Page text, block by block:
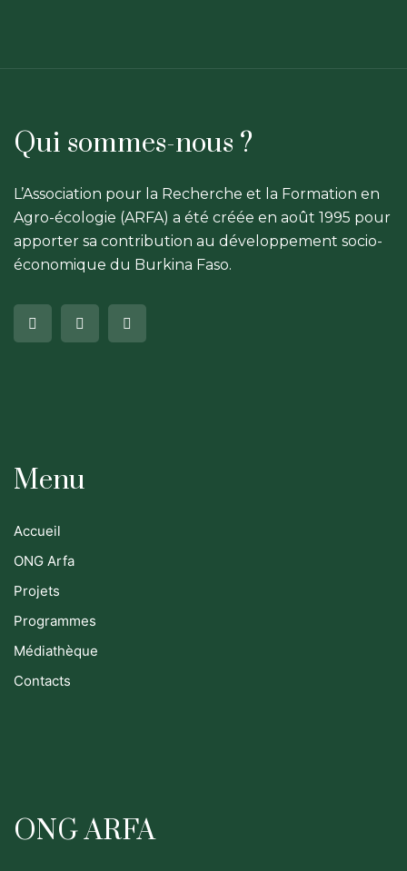
Qui sommes-nous ?
L’Association pour la Recherche et la Formation en
Agro-écologie (ARFA) a été créée en août 1995 pour
apporter sa contribution au développement socio-
économique du Burkina Faso.
Menu
Accueil
ONG Arfa
Projets
Programmes
Médiathèque
Contacts
ONG ARFA